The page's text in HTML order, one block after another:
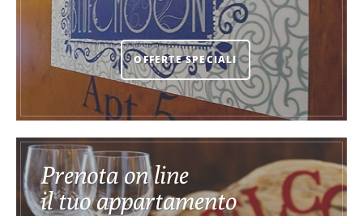
OFFERTE SPECIALI
Prenota on line
il tuo appartamento